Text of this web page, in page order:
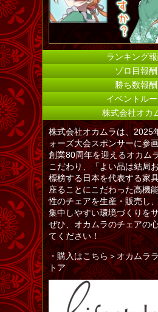
ランキング報
ゾロ目報酬
勝ち数報酬
イベントル
株式会社オカ
株式会社オカムラは、2025
ォーズ大会スポンサーに参画
創業80周年を迎えるオカム
こだわり、「よい品は結局
標榜する日本を代表する家
座ることにこだわった高機
性のチェアを生産・販売し
集中しやすい環境づくりを
ぜひ、オカムラのチェアの
てください！
・購入はこちら＞オカムラ
トア